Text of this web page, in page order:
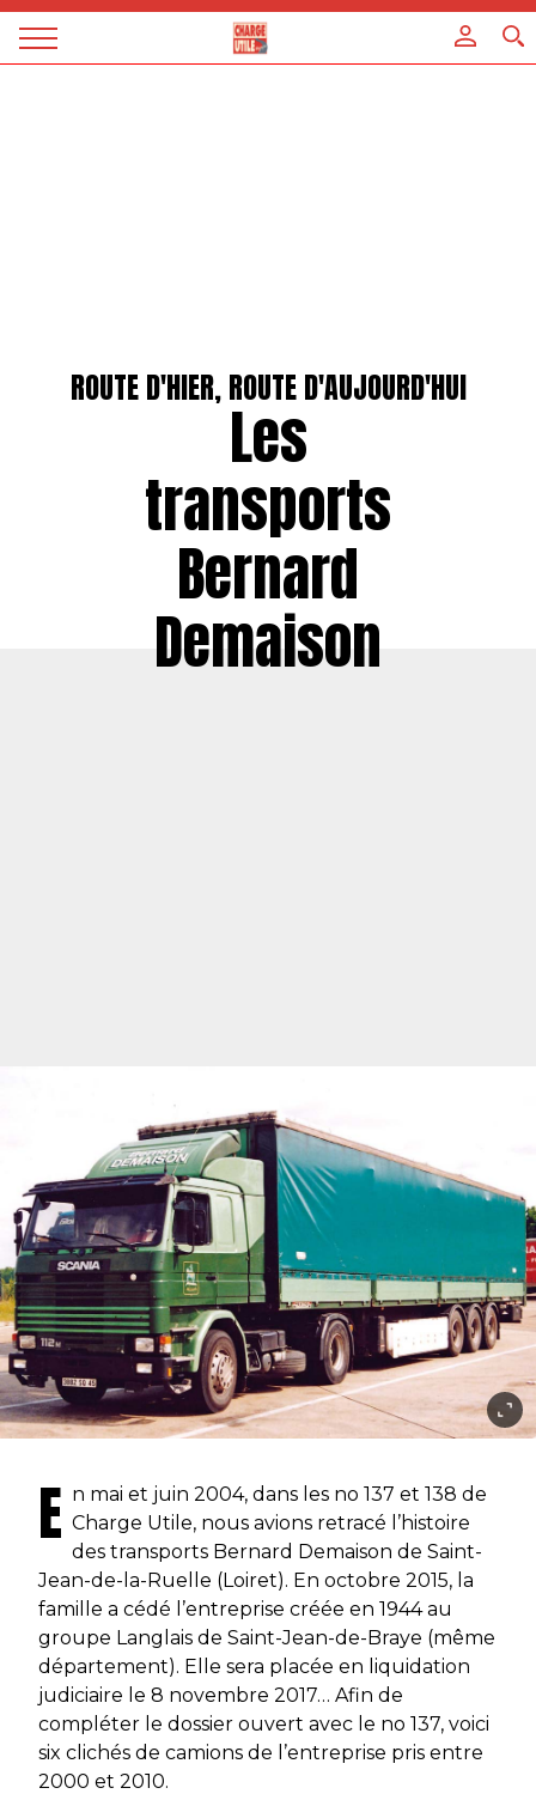
Magazine
ROUTE D'HIER, ROUTE D'AUJOURD'HUI
Les
transports
Bernard
Demaison
E n mai et juin 2004, dans les no 137 et 138 de
Charge Utile, nous avions retracé l’histoire
des transports Bernard Demaison de Saint-
Jean-de-la-Ruelle (Loiret). En octobre 2015, la
famille a cédé l’entreprise créée en 1944 au
groupe Langlais de Saint-Jean-de-Braye (même
département). Elle sera placée en liquidation
judiciaire le 8 novembre 2017… Afin de
compléter le dossier ouvert avec le no 137, voici
six clichés de camions de l’entreprise pris entre
2000 et 2010.
Panneau de gestion des cookies